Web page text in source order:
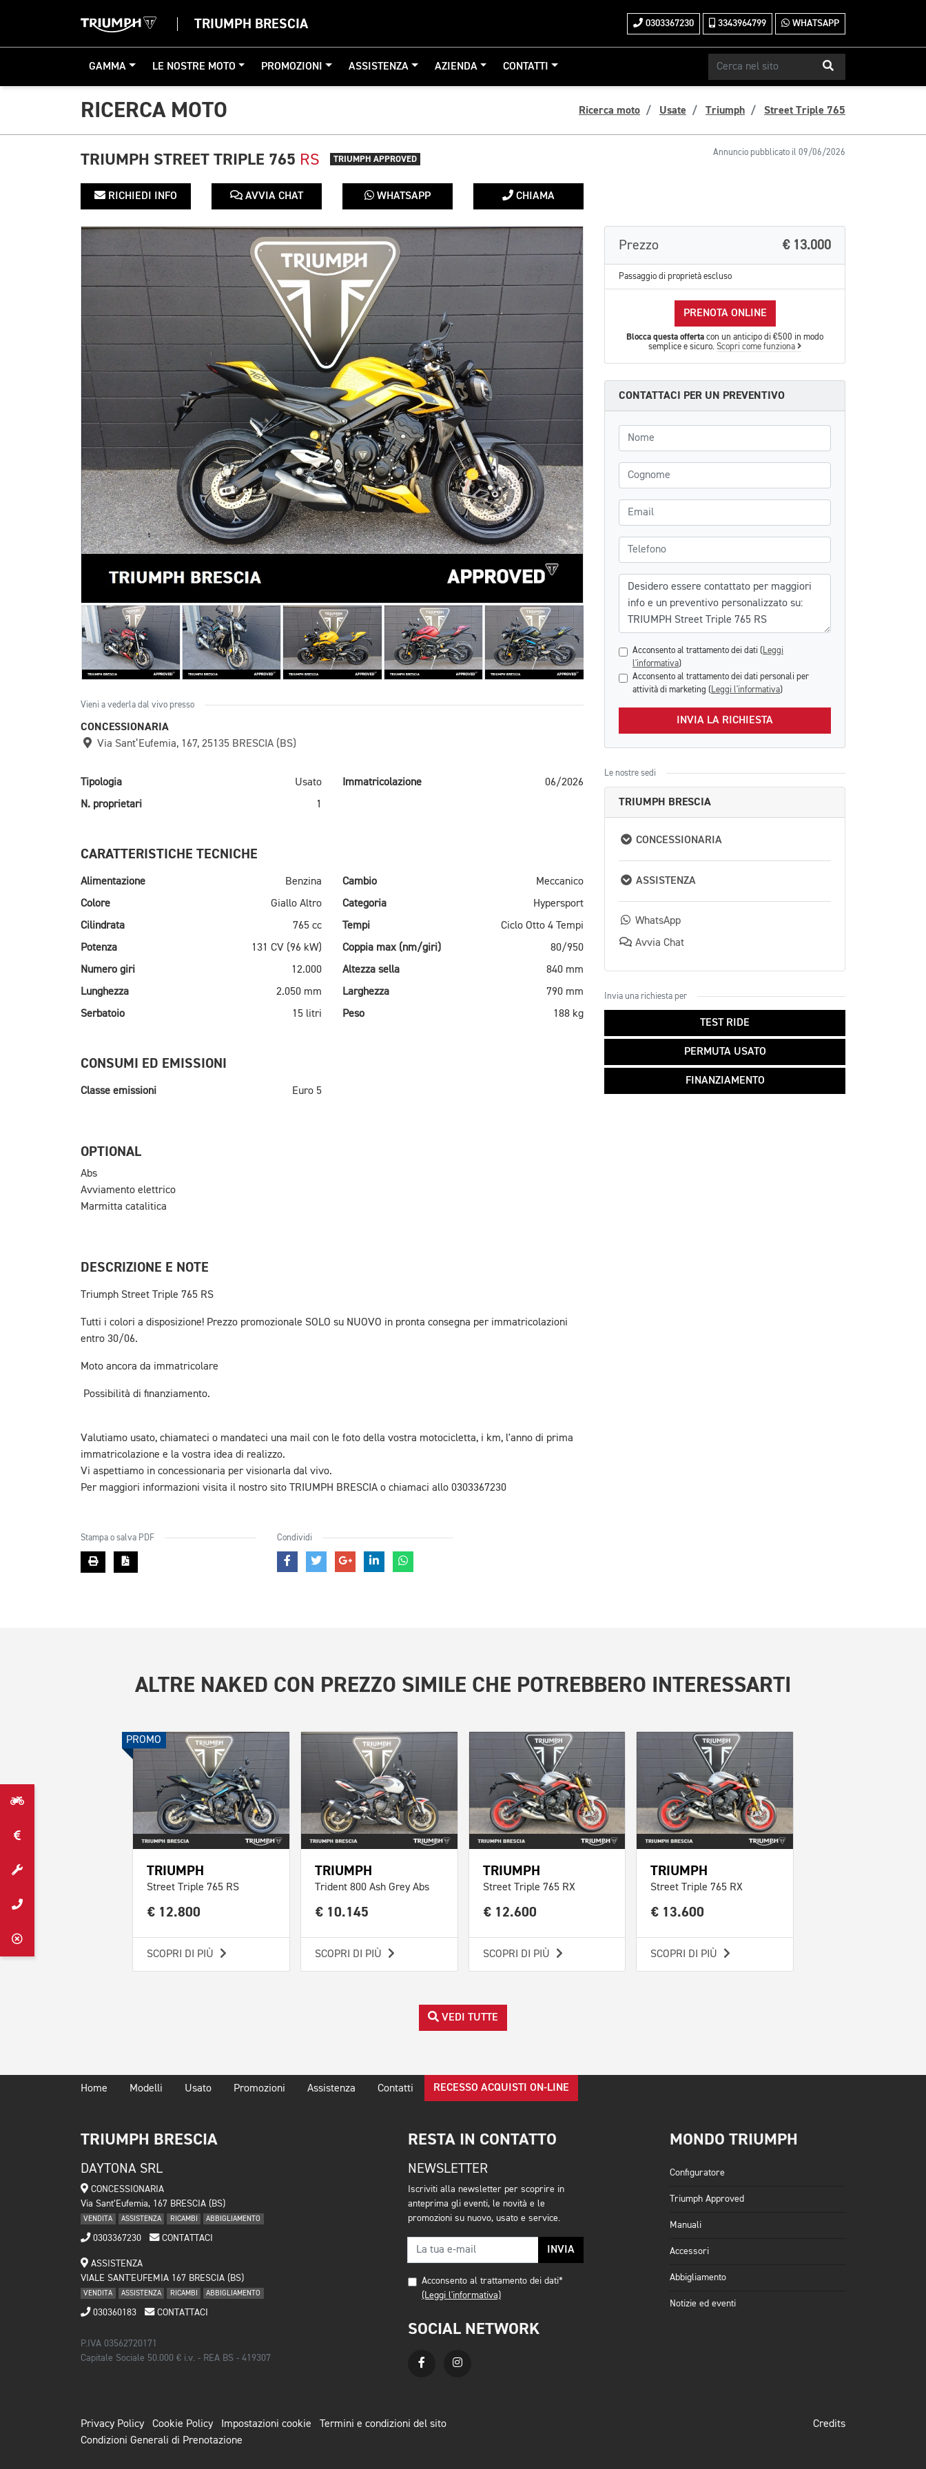
TRIUMPH BRESCIA 0303367230 3343964799 WHATSAPP
GAMMA LE NOSTRE MOTO PROMOZIONI ASSISTENZA AZIENDA CONTATTI
RICERCA MOTO Ricerca moto Usate Triumph Street Triple 765
Annuncio pubblicato il 09/06/2026
TRIUMPH STREET TRIPLE 765 RS TRIUMPH APPROVED
RICHIEDI INFO AVVIA CHAT WHATSAPP CHIAMA
Vieni a vederla dal vivo presso
CONCESSIONARIA
Via Sant’Eufemia, 167, 25135 BRESCIA (BS)
Tipologia Usato Immatricolazione
06/2026
N. proprietari
1
CARATTERISTICHE TECNICHE
Alimentazione Benzina Cambio
Meccanico
Colore
Giallo Altro Categoria
Hypersport
Cilindrata
765 cc Tempi
Ciclo Otto 4 Tempi
Potenza
131 CV (96 kW) Coppia max (nm/giri)
80/950
Numero giri
12.000 Altezza sella
840 mm
Lunghezza
2.050 mm Larghezza
790 mm
Serbatoio
15 litri Peso 188 kg
CONSUMI ED EMISSIONI
Classe emissioni Euro 5
OPTIONAL
Abs
Avviamento elettrico
Marmitta catalitica
DESCRIZIONE E NOTE
Triumph Street Triple 765 RS
Tutti i colori a disposizione! Prezzo promozionale SOLO su NUOVO in pronta consegna per immatricolazioni
entro 30/06.
Moto ancora da immatricolare
Possibilità di finanziamento.
Valutiamo usato, chiamateci o mandateci una mail con le foto della vostra motocicletta, i km, l'anno di prima
immatricolazione e la vostra idea di realizzo.
Vi aspettiamo in concessionaria per visionarla dal vivo.
Per maggiori informazioni visita il nostro sito TRIUMPH BRESCIA o chiamaci allo 0303367230
Prezzo € 13.000
Passaggio di proprietà escluso
PRENOTA ONLINE
Blocca questa offerta con un anticipo di €500 in modo
semplice e sicuro. Scopri come funziona
CONTATTACI PER UN PREVENTIVO
Nome
Cognome
Email
Telefono
Messaggio
Acconsento al trattamento dei dati ( Leggi
l'informativa)
Acconsento al trattamento dei dati personali per
attività di marketing ( Leggi l'informativa)
INVIA LA RICHIESTA
Le nostre sedi
TRIUMPH BRESCIA
CONCESSIONARIA
ASSISTENZA
WhatsApp
Avvia Chat
Invia una richiesta per
TEST RIDE
PERMUTA USATO
FINANZIAMENTO
Stampa o salva PDF Condividi
ALTRE NAKED CON PREZZO SIMILE CHE POTREBBERO INTERESSARTI
PROMO
TRIUMPH
Street Triple 765 RS
€ 12.800
SCOPRI DI PIÙ
TRIUMPH
Trident 800 Ash Grey Abs
€ 10.145
SCOPRI DI PIÙ
TRIUMPH
Street Triple 765 RX
€ 12.600
SCOPRI DI PIÙ
TRIUMPH
Street Triple 765 RX
€ 13.600
SCOPRI DI PIÙ
VEDI TUTTE
Home Modelli Usato Promozioni Assistenza Contatti RECESSO ACQUISTI ON-LINE
TRIUMPH BRESCIA
DAYTONA SRL
CONCESSIONARIA
Via Sant’Eufemia, 167 BRESCIA (BS)
VENDITA ASSISTENZA RICAMBI ABBIGLIAMENTO
0303367230 CONTATTACI
ASSISTENZA
VIALE SANT'EUFEMIA 167 BRESCIA (BS)
VENDITA ASSISTENZA RICAMBI ABBIGLIAMENTO
030360183 CONTATTACI
P.IVA 03562720171
Capitale Sociale 50.000 € i.v. - REA BS - 419307
RESTA IN CONTATTO
NEWSLETTER
Iscriviti alla newsletter per scoprire in
anteprima gli eventi, le novità e le
promozioni su nuovo, usato e service.
INVIA
Acconsento al trattamento dei dati*
(Leggi l'informativa)
SOCIAL NETWORK
MONDO TRIUMPH
Configuratore
Triumph Approved
Manuali
Accessori
Abbigliamento
Notizie ed eventi
Privacy Policy Cookie Policy Impostazioni cookie
Termini e condizioni del sito
Condizioni Generali di Prenotazione
Credits